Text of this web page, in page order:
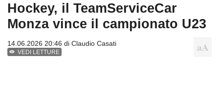
Hockey, il TeamServiceCar
Monza vince il campionato U23
14.06.2026 20:46 di Claudio Casati
VEDI LETTURE